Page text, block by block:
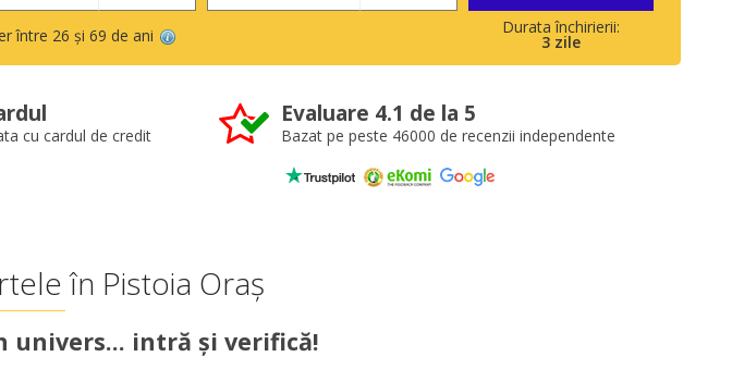
3 zile
între 26 și 69 de ani
cu cardul de credit
Evaluare 4.1 de la 5
Bazat pe peste 46000 de recenzii independente
în Pistoia Oraș
univers... intră și verifică!